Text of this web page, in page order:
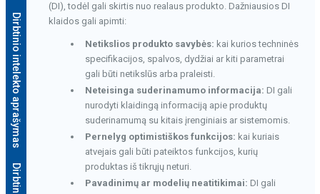
Dirbtinio intelekto aprašymas
(DI), todėl gali skirtis nuo realaus produkto. Dažniausios DI
klaidos gali apimti:
Netikslios produkto savybės: kai kurios techninės
specifikacijos, spalvos, dydžiai ar kiti parametrai
gali būti netikslūs arba praleisti.
Neteisinga suderinamumo informacija: DI gali
nurodyti klaidingą informaciją apie produktų
suderinamumą su kitais įrenginiais ar sistemomis.
Pernelyg optimistiškos funkcijos: kai kuriais
atvejais gali būti pateiktos funkcijos, kurių
produktas iš tikrųjų neturi.
Pavadinimų ar modelių neatitikimai: DI gali